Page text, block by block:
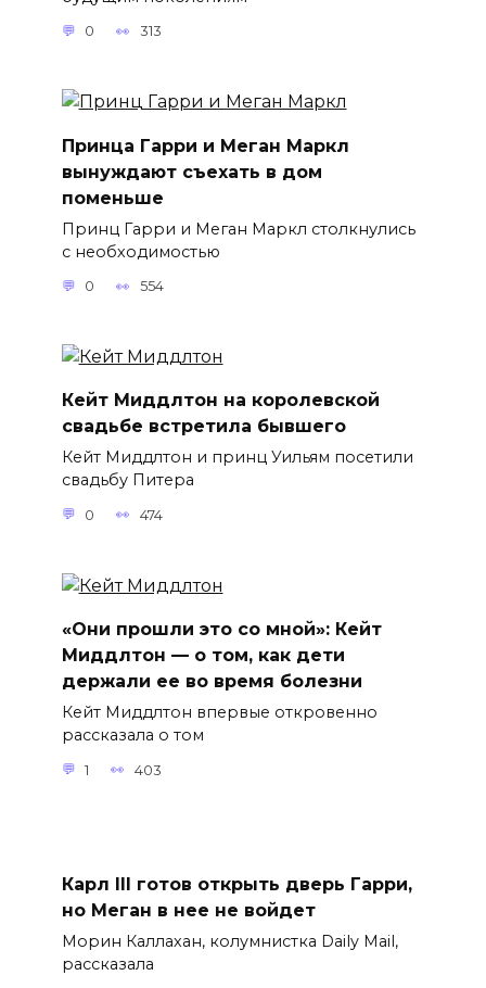
0 313
Принца Гарри и Меган Маркл
вынуждают съехать в дом
поменьше
Принц Гарри и Меган Маркл столкнулись
с необходимостью
0 554
Кейт Миддлтон на королевской
свадьбе встретила бывшего
Кейт Миддлтон и принц Уильям посетили
свадьбу Питера
0 474
«Они прошли это со мной»: Кейт
Миддлтон — о том, как дети
держали ее во время болезни
Кейт Миддлтон впервые откровенно
рассказала о том
1 403
Карл III готов открыть дверь Гарри,
но Меган в нее не войдет
Морин Каллахан, колумнистка Daily Mail,
рассказала